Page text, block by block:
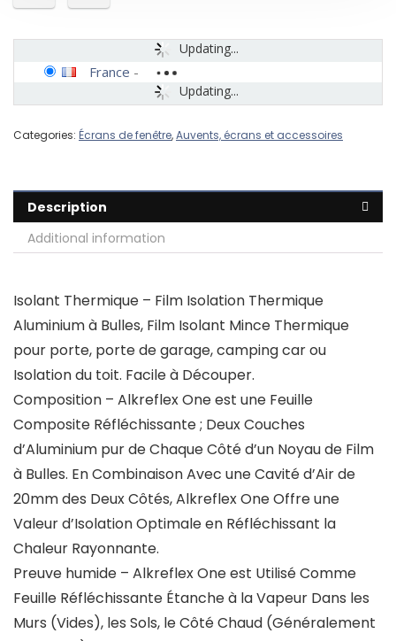
Updating...
Updating...
France -
Categories: Écrans de fenêtre,Auvents, écrans et accessoires
Description
Additional information
Isolant Thermique – Film Isolation Thermique
Aluminium à Bulles, Film Isolant Mince Thermique
pour porte, porte de garage, camping car ou
Isolation du toit. Facile à Découper.
Composition – Alkreflex One est une Feuille
Composite Réfléchissante ; Deux Couches
d’Aluminium pur de Chaque Côté d’un Noyau de Film
à Bulles. En Combinaison Avec une Cavité d’Air de
20mm des Deux Côtés, Alkreflex One Offre une
Valeur d’Isolation Optimale en Réfléchissant la
Chaleur Rayonnante.
Preuve humide – Alkreflex One est Utilisé Comme
Feuille Réfléchissante Étanche à la Vapeur Dans les
Murs (Vides), les Sols, le Côté Chaud (Généralement